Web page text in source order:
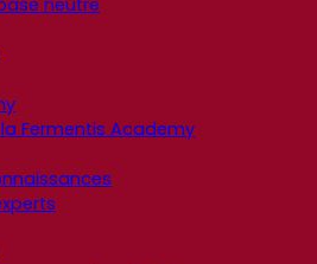
Fermentis Academy